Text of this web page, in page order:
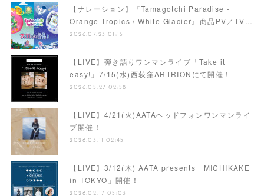
【ナレーション】『Tamagotchi Paradise -
Orange Tropics / White Glacier』商品PV／TV…
2026.07.23 01:15
【LIVE】弾き語りワンマンライブ「Take it
easy!」7/15(水)西荻窪ARTRIONにて開催！
2026.05.27 02:58
【LIVE】4/21(火)AATAヘッドフォンワンマンライ
ブ開催！
2026.03.11 02:45
【LIVE】3/12(木) AATA presents「MICHIKAKE
in TOKYO」開催！
2026.02.17 05:03